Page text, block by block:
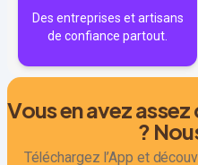
Des entreprises et artisans
de confiance partout.
Vous en avez
?
Téléchargez l’App et